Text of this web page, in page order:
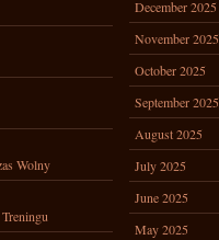
Wolny
December 2025
November 2025
October 2025
September 2025
August 2025
July 2025
June 2025
May 2025